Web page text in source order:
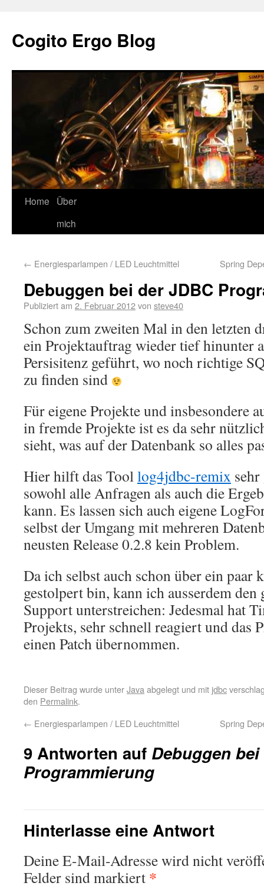
Cogito Ergo Blog
Home
Über
mich
← Energiesparlampen / LED Leuchtmittel Spring
Debuggen bei der JDBC
Publiziert am 2. Februar 2012von steve40
Schon zum zweiten Mal in den letzten
ein Projektauftrag wieder tief hinunter
Persisitenz geführt, wo noch richtige
zu finden sind
Für eigene Projekte und insbesondere
in fremde Projekte ist es da sehr
sieht, was auf der Datenbank so alles
Hier hilft das Toollog4jdbc-remix
sowohl alle Anfragen als auch die
kann. Es lassen sich auch eigene
selbst der Umgang mit mehreren
neusten Release 0.2.8 kein Problem.
Da ich selbst auch schon über ein paar
gestolpert bin, kann ich ausserdem
Support unterstreichen: Jedesmal hat
Projekts, sehr schnell reagiert und das
einen Patch übernommen.
Dieser Beitrag wurde unterJava abgelegt und mit jdbc
den Permalink.
← Energiesparlampen / LED Leuchtmittel Spring
9 Antworten auf Debuggen
Programmierung
Hinterlasse eine Antwort
Deine E-Mail-Adresse wird nicht
Felder sind markiert *